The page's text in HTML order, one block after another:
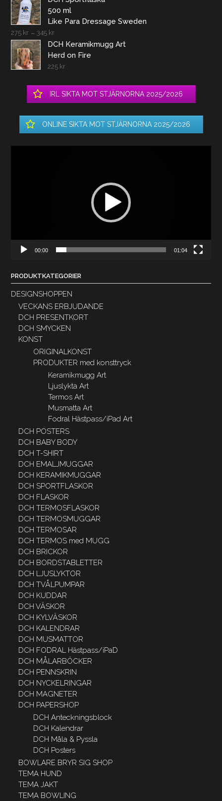
500 ml
Like Para Dressage Sweden
275 kr – 345 kr
DCH Keramikmugg Art
Herd on Fire
225 kr
IRL SIKTA MOT STJÄRNORNA 2025/2026
ONLINE SIKTA MOT STJÄRNORNA 2025/2026
00:00 01:04
PRODUKTKATEGORIER
DESIGNSHOPPEN
VECKANS ERBJUDANDE
DCH PRESENTKORT
DCH SMYCKEN
KONST
ORIGINALKONST
PRODUKTER med konsttryck
Keramikmugg Art
Ljuslykta Art
Termos Art
Musmatta Art
Fodral Hästpass/iPad Art
DCH POSTERS
DCH BABY BODY
DCH T-SHIRT
DCH EMALJMUGGAR
DCH KERAMIKMUGGAR
DCH SPORTFLASKOR
DCH FLASKOR
DCH TERMOSFLASKOR
DCH TERMOSMUGGAR
DCH TERMOSAR
DCH TERMOS med MUGG
DCH BRICKOR
DCH BORDSTABLETTER
DCH LJUSLYKTOR
DCH TVÅLPUMPAR
DCH KUDDAR
DCH VÄSKOR
DCH KYLVÄSKOR
DCH KALENDRAR
DCH MUSMATTOR
DCH FODRAL Hästpass/iPaD
DCH MÅLARBÖCKER
DCH PENNSKRIN
DCH NYCKELRINGAR
DCH MAGNETER
DCH PAPERSHOP
DCH Anteckningsblock
DCH Kalendrar
DCH Måla & Pyssla
DCH Posters
BOWLARE BRYR SIG SHOP
TEMA HUND
TEMA JAKT
TEMA BOWLING